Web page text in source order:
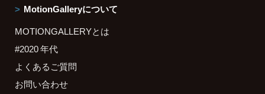
MotionGalleryについて
MOTIONGALLERYとは
#2020 年代
よくあるご質問
お問い合わせ